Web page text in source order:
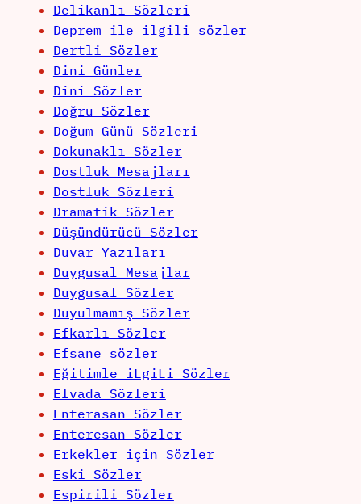
Delikanlı Sözleri
Deprem ile ilgili sözler
Dertli Sözler
Dini Günler
Dini Sözler
Doğru Sözler
Doğum Günü Sözleri
Dokunaklı Sözler
Dostluk Mesajları
Dostluk Sözleri
Dramatik Sözler
Düşündürücü Sözler
Duvar Yazıları
Duygusal Mesajlar
Duygusal Sözler
Duyulmamış Sözler
Efkarlı Sözler
Efsane sözler
Eğitimle iLgiLi Sözler
Elvada Sözleri
Enterasan Sözler
Enteresan Sözler
Erkekler için Sözler
Eski Sözler
Espirili Sözler